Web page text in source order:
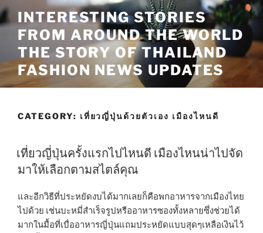
Skip
to
content
INTERESTING STORIES
FROM AROUND THE WORLD
THE STORY OF THAILAND
FASHION NEWS UPDATES
CATEGORY: เที่ยวญี่ปุ่นด้วยตัวเอง เมืองไหนดี
เที่ยวญี่ปุ่นครั้งแรกไปไหนดี เมืองไหนน่าไปจัด
มาให้เลือกตามสไตล์คุณ
และอีกวิธีที่ประหยัดงบได้มากเลยก็คือพกอาหารจากเมืองไทย
ไปด้วย เช่นบะหมี่สำเร็จรูปหรืออาหารซองทั้งหลายซึ่งช่วยได้
มากในมื้อที่เบื่ออาหารญี่ปุ่นแถมประหยัดแบบสุดๆเหลือเงินไว้